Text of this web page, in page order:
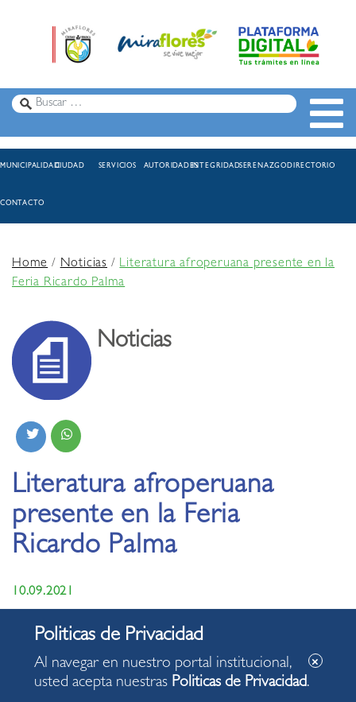
MUNICIPALIDADCIUDAD SERVICIOS AUTORIDADESINTEGRIDADSERENAZGODIRECTORIO
CONTACTO
Home/Noticias /Literatura afroperuana presente en la
Feria Ricardo Palma
Noticias
Literatura afroperuana
presente en la Feria
Ricardo Palma
10.09.2021
Al navegar en nuestro portal institucional,
usted acepta nuestras Politicas de Privacidad.